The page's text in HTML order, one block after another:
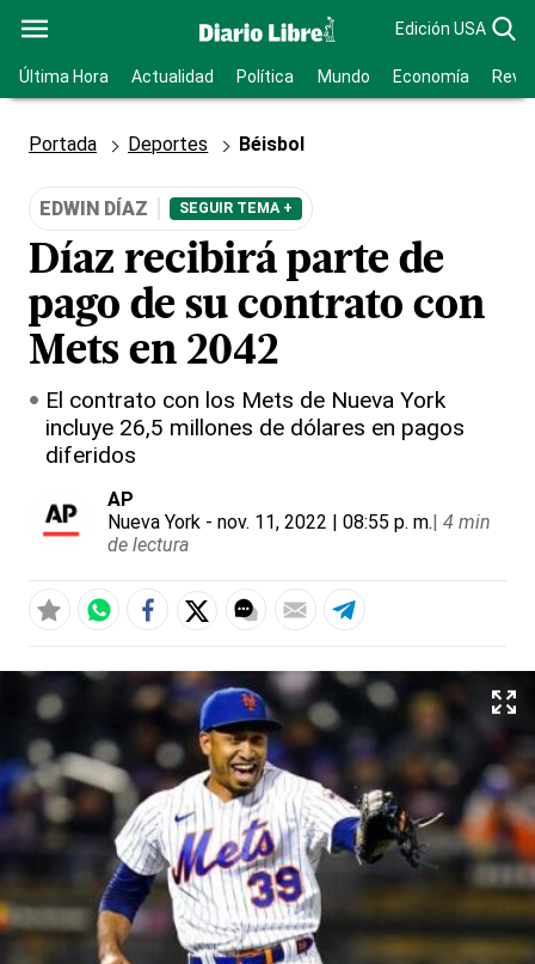
Edición USA
Última Hora Actualidad Política Mundo Economía
Portada Deportes Béisbol
EDWIN DÍAZ SEGUIR TEMA +
Díaz recibirá parte de
pago de su contrato con
Mets en 2042
El contrato con los Mets de Nueva York
incluye 26,5 millones de dólares en pagos
diferidos
AP
Nueva York - nov. 11, 2022 | 08:55 p. m.| 4 min
de lectura